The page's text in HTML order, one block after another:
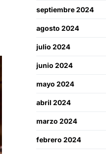
septiembre 2024
agosto 2024
julio 2024
junio 2024
mayo 2024
abril 2024
marzo 2024
febrero 2024